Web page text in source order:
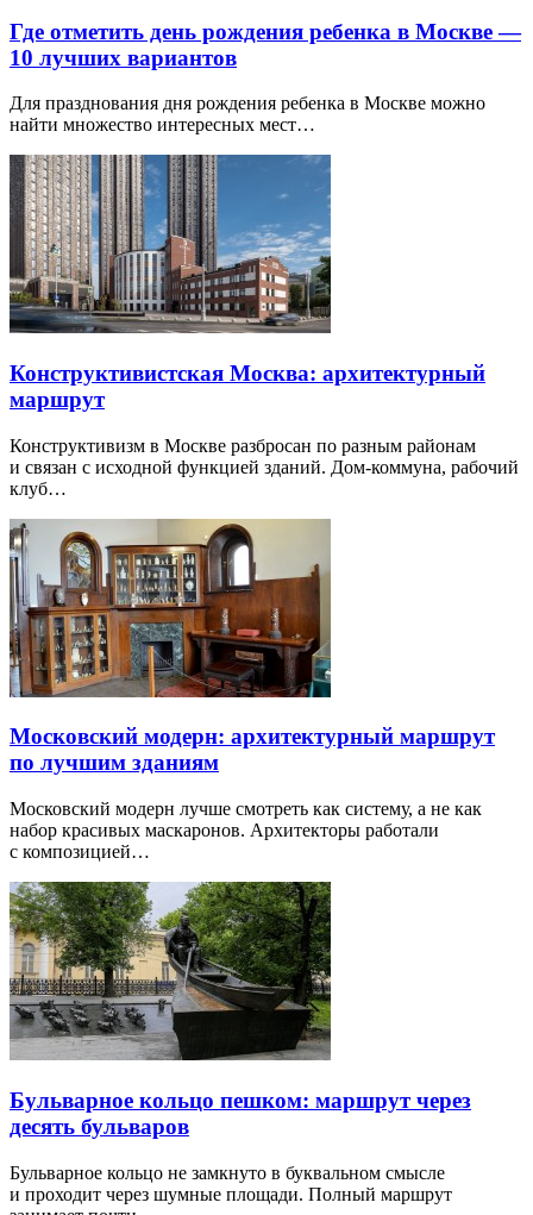
Где отметить день рождения ребенка в Москве —
10 лучших вариантов
Для празднования дня рождения ребенка в Москве можно
найти множество интересных мест…
Конструктивистская Москва: архитектурный
маршрут
Конструктивизм в Москве разбросан по разным районам
и связан с исходной функцией зданий. Дом-коммуна, рабочий
клуб…
Московский модерн: архитектурный маршрут
по лучшим зданиям
Московский модерн лучше смотреть как систему, а не как
набор красивых маскаронов. Архитекторы работали
с композицией…
Бульварное кольцо пешком: маршрут через
десять бульваров
Бульварное кольцо не замкнуто в буквальном смысле
и проходит через шумные площади. Полный маршрут